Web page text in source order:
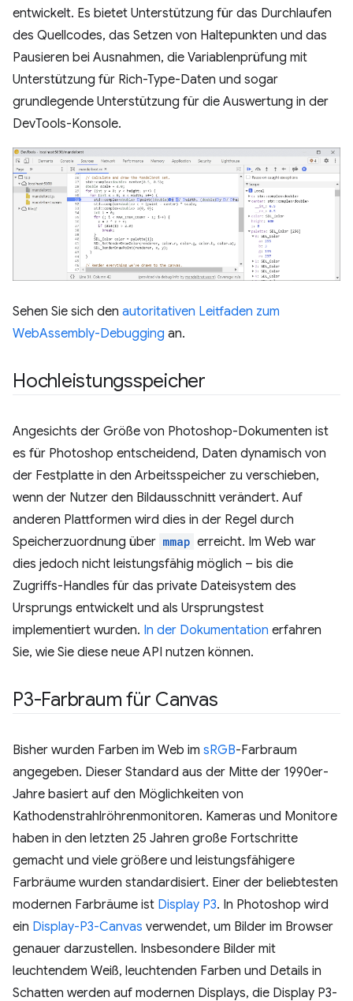
entwickelt. Es bietet Unterstützung für das Durchlaufen
des Quellcodes, das Setzen von Haltepunkten und das
Pausieren bei Ausnahmen, die Variablenprüfung mit
Unterstützung für Rich-Type-Daten und sogar
grundlegende Unterstützung für die Auswertung in der
DevTools-Konsole.
Sehen Sie sich den autoritativen Leitfaden zum
WebAssembly-Debugging an.
Hochleistungsspeicher
Angesichts der Größe von Photoshop-Dokumenten ist
es für Photoshop entscheidend, Daten dynamisch von
der Festplatte in den Arbeitsspeicher zu verschieben,
wenn der Nutzer den Bildausschnitt verändert. Auf
anderen Plattformen wird dies in der Regel durch
Speicherzuordnung über mmap erreicht. Im Web war
dies jedoch nicht leistungsfähig möglich – bis die
Zugriffs-Handles für das private Dateisystem des
Ursprungs entwickelt und als Ursprungstest
implementiert wurden. In der Dokumentation erfahren
Sie, wie Sie diese neue API nutzen können.
P3-Farbraum für Canvas
Bisher wurden Farben im Web im sRGB-Farbraum
angegeben. Dieser Standard aus der Mitte der 1990er-
Jahre basiert auf den Möglichkeiten von
Kathodenstrahlröhrenmonitoren. Kameras und Monitore
haben in den letzten 25 Jahren große Fortschritte
gemacht und viele größere und leistungsfähigere
Farbräume wurden standardisiert. Einer der beliebtesten
modernen Farbräume ist Display P3. In Photoshop wird
ein Display-P3-Canvas verwendet, um Bilder im Browser
genauer darzustellen. Insbesondere Bilder mit
leuchtendem Weiß, leuchtenden Farben und Details in
Schatten werden auf modernen Displays, die Display P3-